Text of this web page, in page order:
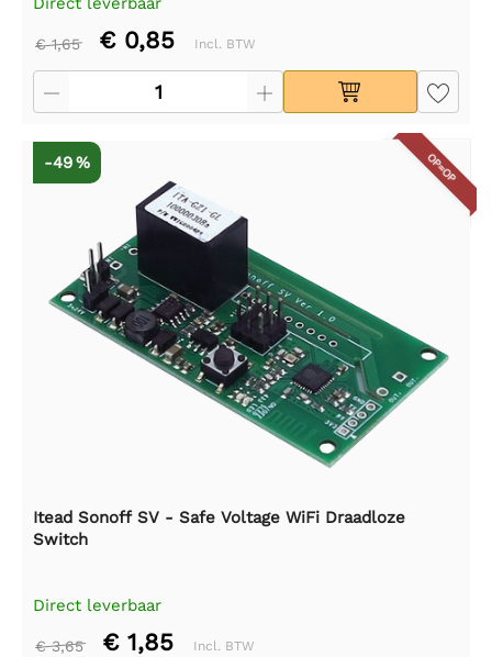
€ 1,65 € 0,85 Incl. BTW
OP=OP
-49 %
Itead Sonoff SV - Safe Voltage WiFi Draadloze
Switch
Direct leverbaar
€ 3,65 € 1,85 Incl. BTW